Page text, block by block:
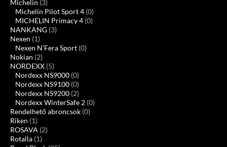
Michelin (3)
Michelin Pilot Sport 4 (0)
MICHELIN Primacy 4 (0)
NANKANG (3)
Nexen (1)
Nexen N'Fera Sport (0)
Nokian (2)
NORDEXX (5)
Nordexx NS9000 (0)
Nordexx NS9100 (0)
Nordexx NS9200 (2)
Nordexx WinterSafe 2 (0)
Rendelhető abroncsok (0)
Riken (1)
ROSAVA (2)
Rotalla (1)